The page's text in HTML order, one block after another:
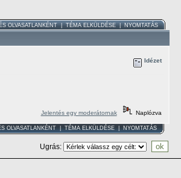
OLVASATLANKÉNT|TÉMA ELKÜLDÉSE|NYOMTATÁS
Idézet
Jelentés egy moderátornak Naplózva
OLVASATLANKÉNT |TÉMA ELKÜLDÉSE NYOMTATÁS
Ugrás: